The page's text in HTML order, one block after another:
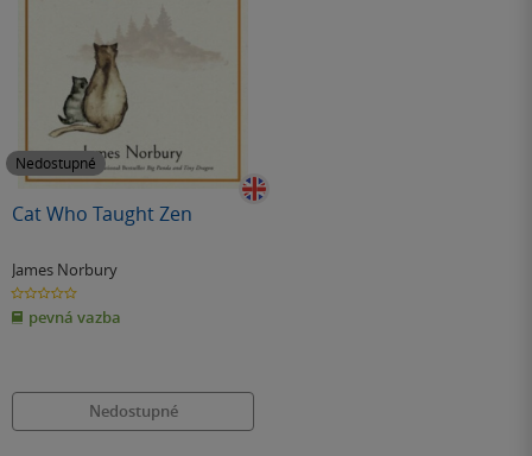
Nedostupné
Cat Who Taught Zen
James Norbury
0.0
z
5
hvězdiček
pevná vazba
Nedostupné